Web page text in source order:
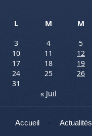
L
M M
3
4 5
10
11 12
17
18 19
24
25 26
31
« Juil
Menu
Aller au contenu
Accueil Actualités